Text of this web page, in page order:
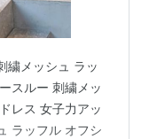
繍メッシュ ラッ
スルー 刺繍メッ
レス 女子力アッ
ラッフル オフシ